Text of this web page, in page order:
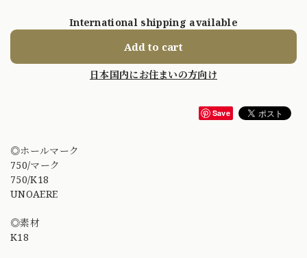
International shipping available
Add to cart
日本国内にお住まいの方向け
Save
◎ホールマーク
750/マーク
750/K18
UNOAERE
◎素材
K18